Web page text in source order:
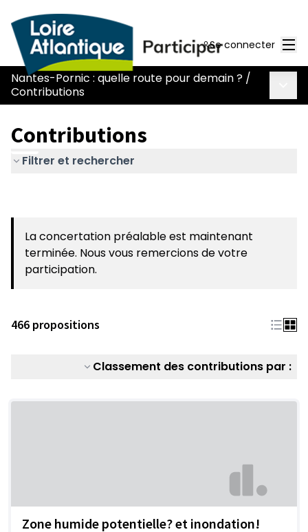
Se connecter
Nantes-Pornic : quelle route pour demain ? /
Contributions
Contributions
Filtrer et rechercher
La concertation préalable est maintenant
terminée. Nous vous remercions de votre
participation.
466 propositions
Classement des contributions par :
Zone humide potentielle? et inondation!